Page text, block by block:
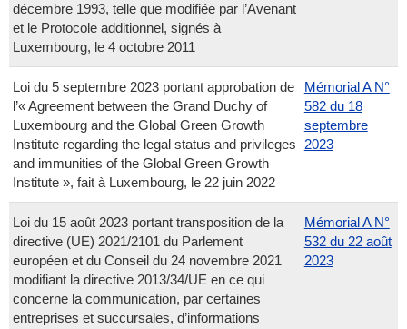
décembre 1993, telle que modifiée par l’Avenant
et le Protocole additionnel, signés à
Luxembourg, le 4 octobre 2011
Loi du 5 septembre 2023 portant approbation de
l’« Agreement between the Grand Duchy of
Luxembourg and the Global Green Growth
Institute regarding the legal status and privileges
and immunities of the Global Green Growth
Institute », fait à Luxembourg, le 22 juin 2022
Mémorial A N°
582 du 18
septembre
2023
Loi du 15 août 2023 portant transposition de la
directive (UE) 2021/2101 du Parlement
européen et du Conseil du 24 novembre 2021
modifiant la directive 2013/34/UE en ce qui
concerne la communication, par certaines
entreprises et succursales, d’informations
Mémorial A N°
532 du 22 août
2023